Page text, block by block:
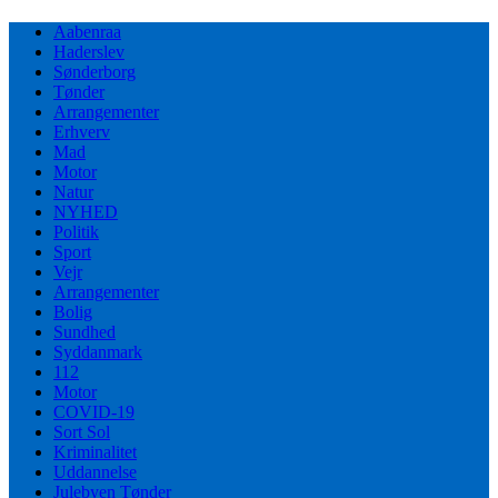
Aabenraa
Haderslev
Sønderborg
Tønder
Arrangementer
Erhverv
Mad
Motor
Natur
NYHED
Politik
Sport
Vejr
Arrangementer
Bolig
Sundhed
Syddanmark
112
Motor
COVID-19
Sort Sol
Kriminalitet
Uddannelse
Julebyen Tønder